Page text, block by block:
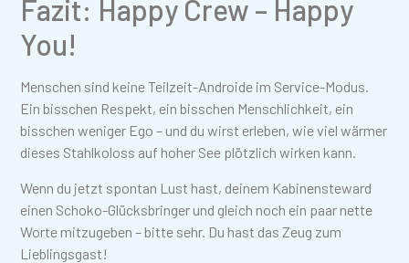
Fazit: Happy Crew – Happy
You!
Menschen sind keine Teilzeit-Androide im Service-Modus.
Ein bisschen Respekt, ein bisschen Menschlichkeit, ein
bisschen weniger Ego – und du wirst erleben, wie viel wärmer
dieses Stahlkoloss auf hoher See plötzlich wirken kann.
Wenn du jetzt spontan Lust hast, deinem Kabinensteward
einen Schoko-Glücksbringer und gleich noch ein paar nette
Worte mitzugeben – bitte sehr. Du hast das Zeug zum
Lieblingsgast!